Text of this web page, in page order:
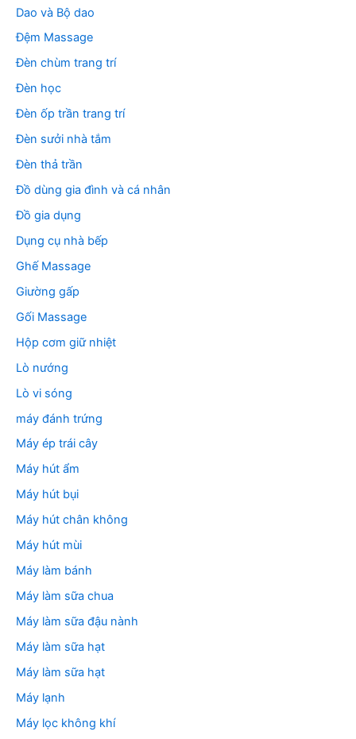
Dao và Bộ dao
Đệm Massage
Đèn chùm trang trí
Đèn học
Đèn ốp trần trang trí
Đèn sưởi nhà tắm
Đèn thả trần
Đồ dùng gia đình và cá nhân
Đồ gia dụng
Dụng cụ nhà bếp
Ghế Massage
Giường gấp
Gối Massage
Hộp cơm giữ nhiệt
Lò nướng
Lò vi sóng
máy đánh trứng
Máy ép trái cây
Máy hút ẩm
Máy hút bụi
Máy hút chân không
Máy hút mùi
Máy làm bánh
Máy làm sữa chua
Máy làm sữa đậu nành
Máy làm sữa hạt
Máy làm sữa hạt
Máy lạnh
Máy lọc không khí